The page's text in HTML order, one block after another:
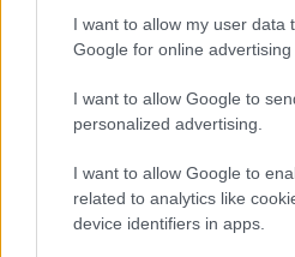
I want to allow my user data
Google for online advertising
I want to allow Google to
personalized advertising.
I want to allow Google to
related to analytics like
device identifiers in apps.
Menesztették a Nemzeti